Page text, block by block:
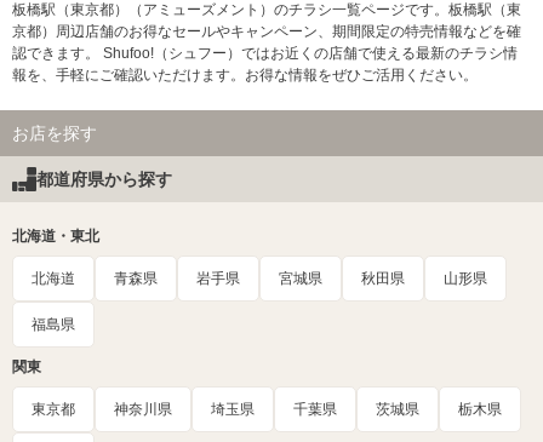
板橋駅（東京都）（アミューズメント）のチラシ一覧ページです。板橋駅（東
京都）周辺店舗のお得なセールやキャンペーン、期間限定の特売情報などを確
認できます。 Shufoo!（シュフー）ではお近くの店舗で使える最新のチラシ情
報を、手軽にご確認いただけます。お得な情報をぜひご活用ください。
お店を探す
都道府県から探す
北海道・東北
北海道 青森県 岩手県 宮城県 秋田県 山形県
福島県
関東
東京都 神奈川県 埼玉県 千葉県 茨城県 栃木県